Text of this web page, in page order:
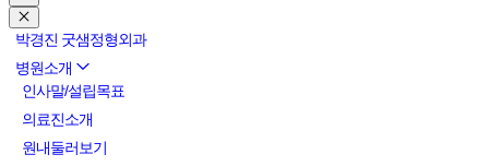
박경진 굿샘정형외과
병원소개
인사말/설립목표
의료진소개
원내둘러보기